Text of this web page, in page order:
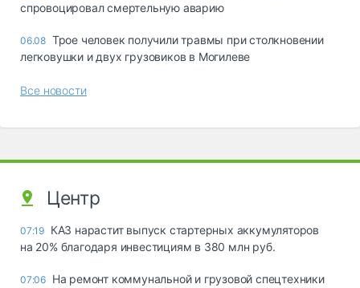
спровоцировал смертельную аварию
06.08 Трое человек получили травмы при столкновении
легковушки и двух грузовиков в Могилеве
Все новости
Центр
07:19 КАЗ нарастит выпуск стартерных аккумуляторов
на 20% благодаря инвестициям в 380 млн руб.
07:06 На ремонт коммунальной и грузовой спецтехники